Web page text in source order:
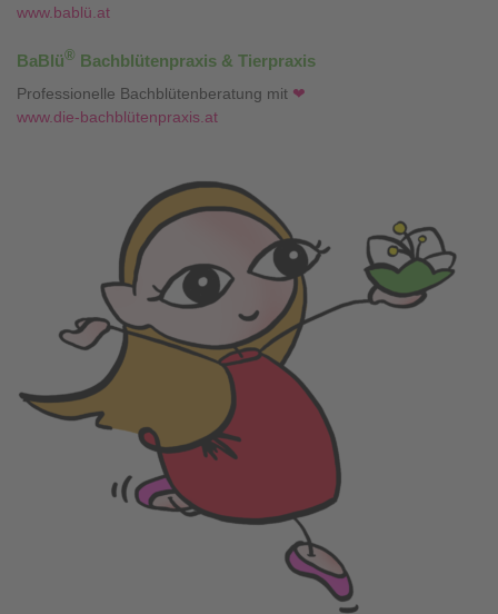
www.bablü.at
BaBlü® Bachblütenpraxis & Tierpraxis
Professionelle Bachblütenberatung mit ❤
www.die-bachblütenpraxis.at